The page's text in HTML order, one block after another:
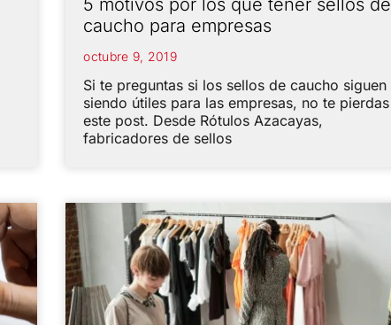
5 motivos por los que tener sellos de
caucho para empresas
octubre 9, 2019
Si te preguntas si los sellos de caucho siguen
siendo útiles para las empresas, no te pierdas
este post. Desde Rótulos Azacayas,
fabricadores de sellos